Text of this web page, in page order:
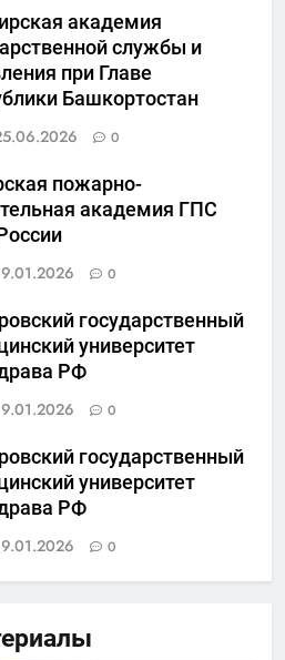
академия
службы и
при Главе
Башкортостан
0
пожарно-
академия ГПС
0
государственный
университет
РФ
0
государственный
университет
РФ
0